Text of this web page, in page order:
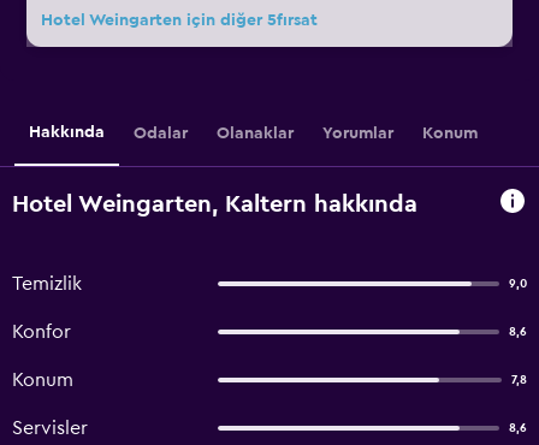
Hotel Weingarten için diğer 5fırsat
Hakkında Odalar Olanaklar Yorumlar Konum
Hotel Weingarten, Kaltern hakkında
Temizlik 9,0
Konfor 8,6
Konum 7,8
Servisler 8,6